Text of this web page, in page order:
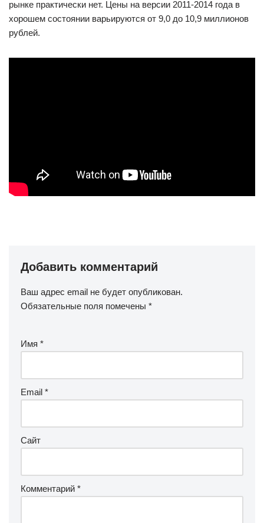
рынке практически нет. Цены на версии 2011-2014 года в
хорошем состоянии варьируются от 9,0 до 10,9 миллионов
рублей.
Добавить комментарий
Ваш адрес email не будет опубликован.
Обязательные поля помечены *
Имя *
Email *
Сайт
Комментарий *